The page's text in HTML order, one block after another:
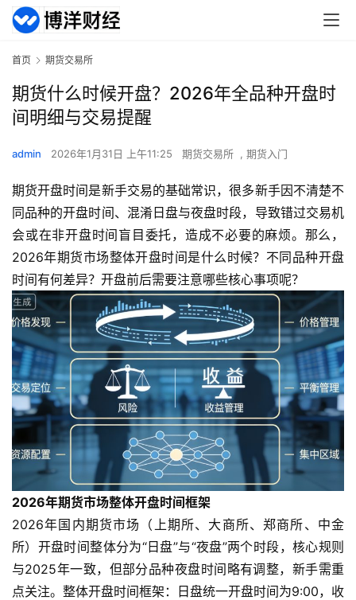
首页 期货交易所
期货什么时候开盘？2026年全品种开盘时
间明细与交易提醒
admin 2026年1月31日 上午11:25 期货交易所 , 期货入门
期货开盘时间是新手交易的基础常识，很多新手因不清楚不
同品种的开盘时间、混淆日盘与夜盘时段，导致错过交易机
会或在非开盘时间盲目委托，造成不必要的麻烦。那么，
2026年期货市场整体开盘时间是什么时候？不同品种开盘
时间有何差异？开盘前后需要注意哪些核心事项呢？
2026年期货市场整体开盘时间框架
2026年国内期货市场（上期所、大商所、郑商所、中金
所）开盘时间整体分为“日盘”与“夜盘”两个时段，核心规则
与2025年一致，但部分品种夜盘时间略有调整，新手需重
点关注。整体开盘时间框架：日盘统一开盘时间为9:00，收